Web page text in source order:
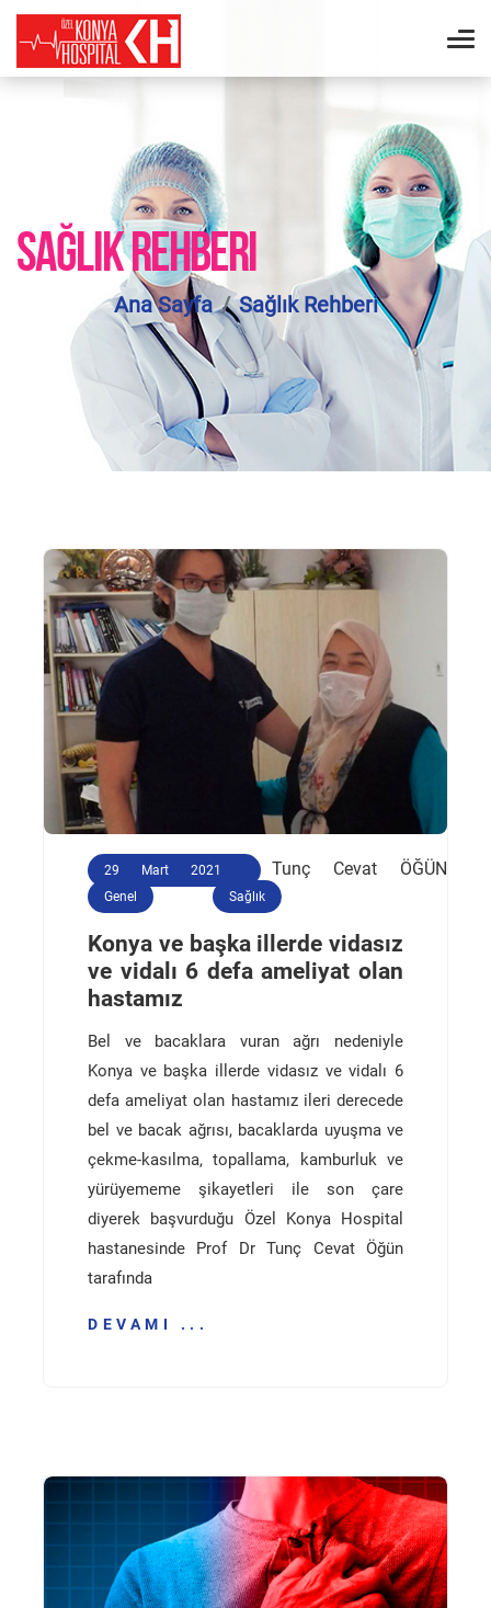
SAĞLIK REHBERI
Ana Sayfa Sağlık Rehberi
29 Mart 2021 Tunç Cevat ÖĞÜN
Genel Sağlık
Konya ve başka illerde vidasız
ve vidalı 6 defa ameliyat olan
hastamız
Bel ve bacaklara vuran ağrı nedeniyle
Konya ve başka illerde vidasız ve vidalı 6
defa ameliyat olan hastamız ileri derecede
bel ve bacak ağrısı, bacaklarda uyuşma ve
çekme-kasılma, topallama, kamburluk ve
yürüyememe şikayetleri ile son çare
diyerek başvurduğu Özel Konya Hospital
hastanesinde Prof Dr Tunç Cevat Öğün
tarafında
DEVAMI ...